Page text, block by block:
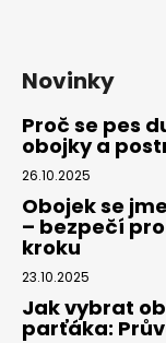
Novinky
Proč se pes
obojky a
26.10.2025
Obojek se
– bezpečí
kroku
23.10.2025
Jak vybrat
parťáka: